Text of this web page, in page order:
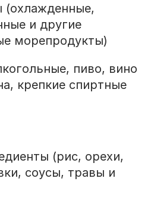
и другие
морепродукты)
пиво, вино
крепкие спиртные
(рис, орехи,
соусы, травы и